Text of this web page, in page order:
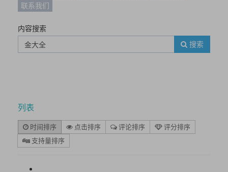
联系我们
内容搜索
搜索
列表
时间排序 点击排序 评论排序
评分排序
支持量排序